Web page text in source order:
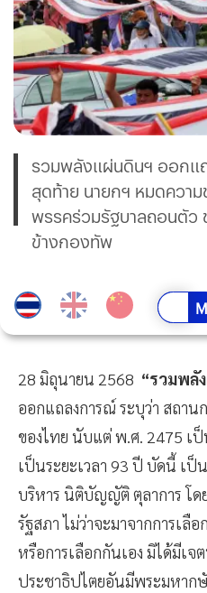
รวมพลังแผ่นดินฯ ออกแ
สุดท้าย นายกฯ หมดควา
พรรคร่วมรัฐบาลถอนตัว
ข้างกองทัพ
28 มิถุนายน 2568 “รวมพลั
ออกแถลงการณ์ ระบุว่า สถาน
ของไทย นับแต่ พ.ศ. 2475 เ
เป็นระยะเวลา 93 ปี บัดนี้ เ
บริหาร นิติบัญญัติ ตุลาการ โ
รัฐสภา ไม่ว่าจะมาจากการเลือ
หรือการเลือกกันเอง มิได้มีเ
ประชาธิปไตยอันมีพระมหาก